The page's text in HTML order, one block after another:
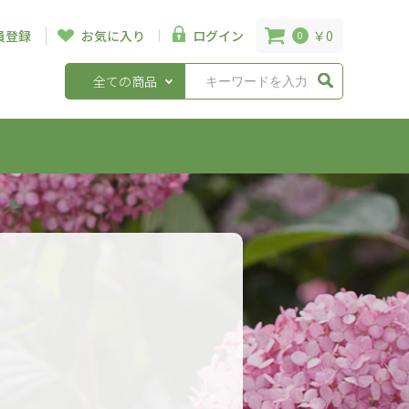
登録 お気に入り ログイン 0 ￥0
全ての商品